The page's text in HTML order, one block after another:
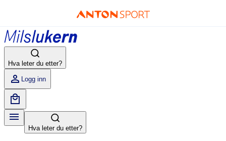
Hva leter du etter?
Logg inn
Hva leter du etter?